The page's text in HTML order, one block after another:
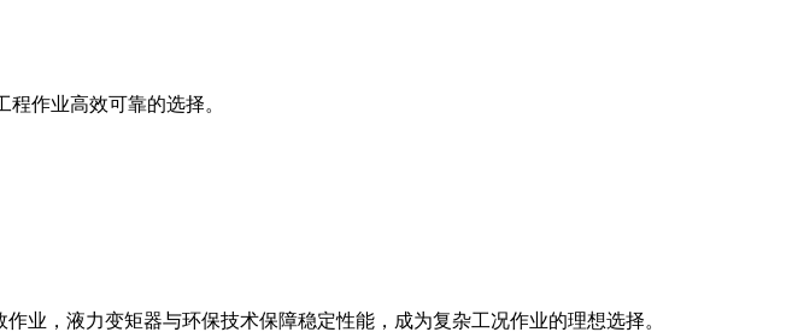
作业高效可靠的选择。
业，液力变矩器与环保技术保障稳定性能，成为复杂工况作业的理想选择。